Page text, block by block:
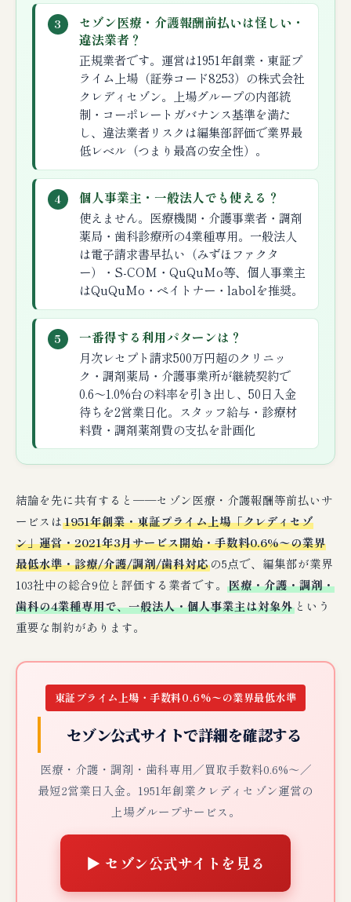
3
セゾン医療・介護報酬前払いは怪しい・
違法業者？
正規業者です。運営は1951年創業・東証プ
ライム上場（証券コード8253）の株式会社
クレディセゾン。上場グループの内部統
制・コーポレートガバナンス基準を満た
し、違法業者リスクは編集部評価で業界最
低レベル（つまり最高の安全性）。
4 個人事業主・一般法人でも使える？
使えません。医療機関・介護事業者・調剤
薬局・歯科診療所の4業種専用。一般法人
は電子請求書早払い（みずほファクタ
ー）・S-COM・QuQuMo等、個人事業主
はQuQuMo・ペイトナー・labolを推奨。
5 一番得する利用パターンは？
月次レセプト請求500万円超のクリニッ
ク・調剤薬局・介護事業所が継続契約で
0.6〜1.0%台の料率を引き出し、50日入金
待ちを2営業日化。スタッフ給与・診療材
料費・調剤薬剤費の支払を計画化
結論を先に共有すると──セゾン医療・介護報酬等前払いサ
ービスは1951年創業・東証プライム上場「クレディセゾ
ン」運営・2021年3月サービス開始・手数料0.6%〜の業界
最低水準・診療/介護/調剤/歯科対応の5点で、編集部が業界
103社中の総合9位と評価する業者です。 医療・介護・調剤・
歯科の4業種専用で、一般法人・個人事業主は対象外 という
重要な制約があります。
東証プライム上場・手数料0.6%〜の業界最低水準
セゾン公式サイトで詳細を確認する
医療・介護・調剤・歯科専用／買取手数料0.6%〜／
最短2営業日入金。1951年創業クレディセゾン運営の
上場グループサービス。
▶ セゾン公式サイトを見る